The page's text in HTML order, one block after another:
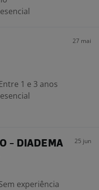
27 mai
1 e 3 anos
- DIADEMA 25 jun
experiência